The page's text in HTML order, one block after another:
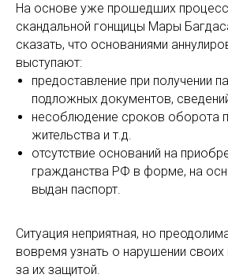
На основе уже прошедших
скандальной гонщицы Мары
сказать, что основаниями
выступают:
предоставление при получении
подложных документов,
несоблюдение сроков оборота
жительства и т.д.
отсутствие оснований на
гражданства РФ в форме, на
выдан паспорт.
Ситуация неприятная, но
вовремя узнать о нарушении своих
за их защитой.